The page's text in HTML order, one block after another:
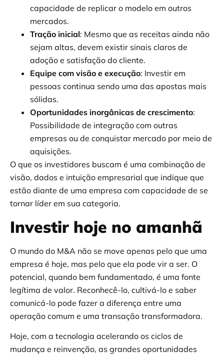
capacidade de replicar o modelo em outros
mercados.
Tração inicial: Mesmo que as receitas ainda não
sejam altas, devem existir sinais claros de
adoção e satisfação do cliente.
Equipe com visão e execução: Investir em
pessoas continua sendo uma das apostas mais
sólidas.
Oportunidades inorgânicas de crescimento:
Possibilidade de integração com outras
empresas ou de conquistar mercado por meio de
aquisições.
O que os investidores buscam é uma combinação de
visão, dados e intuição empresarial que indique que
estão diante de uma empresa com capacidade de se
tornar líder em sua categoria.
Investir hoje no amanhã
O mundo do M&A não se move apenas pelo que uma
empresa é hoje, mas pelo que ela pode vir a ser. O
potencial, quando bem fundamentado, é uma fonte
legítima de valor. Reconhecê-lo, cultivá-lo e saber
comunicá-lo pode fazer a diferença entre uma
operação comum e uma transação transformadora.
Hoje, com a tecnologia acelerando os ciclos de
mudança e reinvenção, as grandes oportunidades